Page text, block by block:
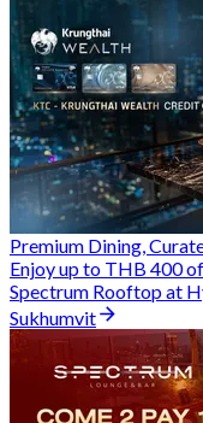
Premium Dining,
Spectrum Rooftop at
Sukhumvit